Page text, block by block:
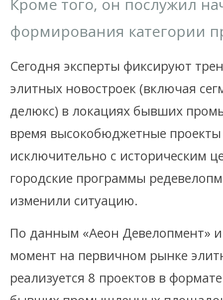
Кроме того, он послужил
формирования категории
Сегодня эксперты фиксируют
элитных новостроек (включая
делюкс) в локациях бывших
время высокобюджетные
исключительно с историческим
городские программы
изменили ситуацию.
По данным «Аеон Девелопмент»
момент на первичном рынке
реализуется 8 проектов в